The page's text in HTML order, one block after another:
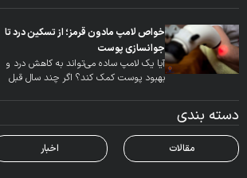
افراد هنگام خرید لامپ تنها به میزان روشنایی
یا قیمت آن توجه می‌ کنند، در حالی که رنگ
نور یکی از مهم‌ […]
خواص لامپ مادون قرمز؛ از تسکین درد تا
جوانسازی پوست
آیا یک لامپ ساده می‌تواند به کاهش درد و
بهبود پوست کمک کند؟ اگر چند سال قبل
بسیاری آن را یک ادعای تبلیغاتی می‌دانستند.
اما امروز شرایط کاملاً متفاوت است. لامپ‌های
مادون قرمز […]
دسته بندی
مقالات اخبار